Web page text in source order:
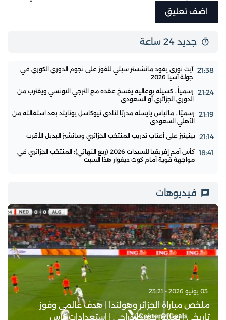
جديد 24 ساعة
21:38 آيت نوري يقود مانشستر سيتي للفوز على نجوم الدوري الكوري في
جولة آسيا 2026
21:24 رسمياً.. كسيلة بوعالية يفسخ عقده مع الترجي التونسي ويقترب من
الدوري الجزائري أو السعودي
21:19 رسميًا.. ماتياس يايسله مدربًا لنادي نيوكاسل يونايتد بعد استقالته من
الأهلي السعودي
21:14 بينيتيز على أعتاب تدريب المنتخب الجزائري وسانشيز البديل الأقرب
18:41
كأس أمم إفريقيا للسيدات 2026 (ربع النهائي): المنتخب الجزائري في
مواجهة قوية أمام كوت ديفوار هذا السبت
فيديوهات
03 يونيو 2026 - 23:21
ملخص مباراة الجزائر وهولندا | هدف عالمي وفوز
تاريخي | تعليق حفيظ دراجي | استعدادات كأس